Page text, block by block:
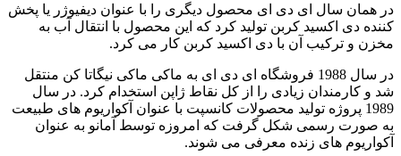
در همان سال ای دی ای محصول دیگری را با عنوان دیفیوژر یا پخش
کننده دی اکسید کربن تولید کرد که این محصول با انتقال آب به
مخزن و ترکیب آن با دی اکسید کربن کار می کرد.
در سال 1988 فروشگاه ای دی ای به ماکی ماکی نیگاتا کن منتقل
شد و کارمندان زیادی را از کل نقاط ژاپن استخدام کرد. در سال
1989 پروژه تولید محصولات کانسپت با عنوان آکواریوم های طبیعت
به صورت رسمی شکل گرفت که امروزه توسط آمانو به عنوان
آکواریوم های زنده معرفی می شوند.